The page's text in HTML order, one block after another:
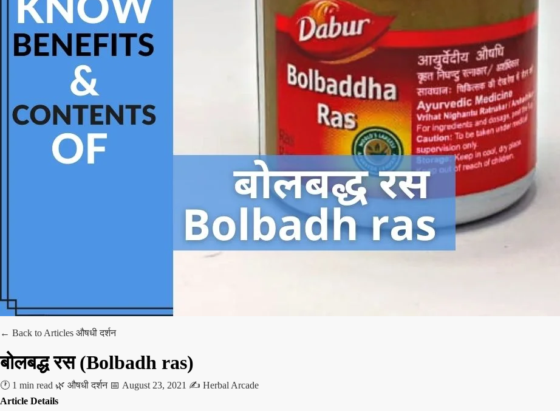
← Back to Articles औषधी दर्शन
बोलबद्ध रस (Bolbadh ras)
🕐 1 min read 🌿 औषधी दर्शन 📅 August 23, 2021 ✍️ Herbal Arcade
Article Details